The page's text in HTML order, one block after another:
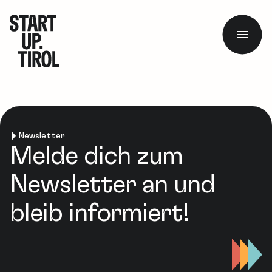
Newsletter
Melde dich zum
Newsletter an und
bleib informiert!